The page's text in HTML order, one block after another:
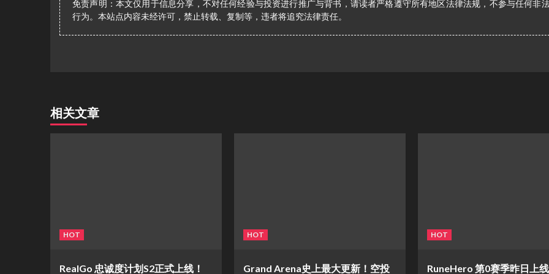
免责声明：本文仅用于信息分享，不对任何经验与投资进行推广与背书，请读者严格遵守所有地区法律法规，不参与任何非
行为。本站点内容未经许可，禁止转载、复制等，违者将追究法律责任。
相关文章
HOT
​RealGo 忠诚度计划S2正式上线！
HOT
Grand Arena史上最大更新！空投
HOT
RuneHero 第0赛季昨日上